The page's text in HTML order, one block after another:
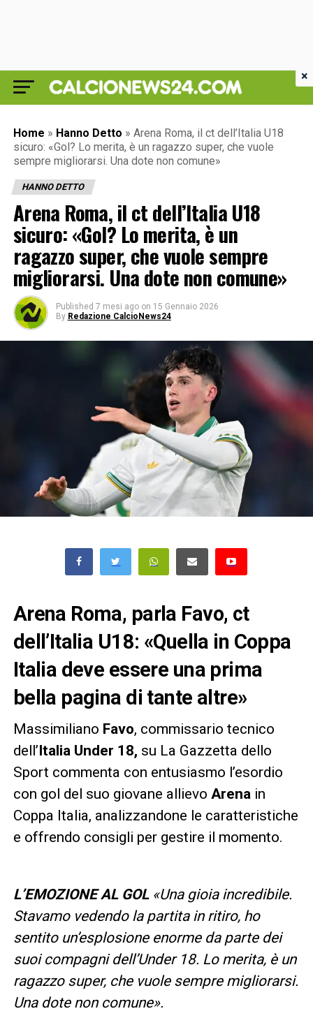
Home » Hanno Detto » Arena Roma, il ct dell’Italia U18
sicuro: «Gol? Lo merita, è un ragazzo super, che vuole
sempre migliorarsi. Una dote non comune»
HANNO DETTO
Arena Roma, il ct dell’Italia U18
sicuro: «Gol? Lo merita, è un
ragazzo super, che vuole sempre
migliorarsi. Una dote non comune»
Published 7 mesi ago on 15 Gennaio 2026
By Redazione CalcioNews24
Arena Roma, parla Favo, ct
dell’Italia U18: «Quella in Coppa
Italia deve essere una prima
bella pagina di tante altre»
Massimiliano Favo, commissario tecnico
dell’Italia Under 18, su La Gazzetta dello
Sport commenta con entusiasmo l’esordio
con gol del suo giovane allievo Arena in
Coppa Italia, analizzandone le caratteristiche
e offrendo consigli per gestire il momento.
L’EMOZIONE AL GOL «Una gioia incredibile.
Stavamo vedendo la partita in ritiro, ho
sentito un’esplosione enorme da parte dei
suoi compagni dell’Under 18. Lo merita, è un
ragazzo super, che vuole sempre migliorarsi.
Una dote non comune».
×